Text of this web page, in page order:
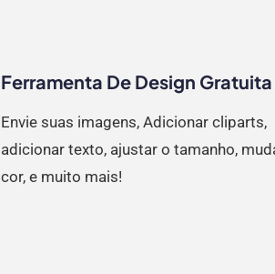
Ferramenta De Design Gratuita
Envie suas imagens, Adicionar cliparts,
adicionar texto, ajustar o tamanho,
cor, e muito mais!